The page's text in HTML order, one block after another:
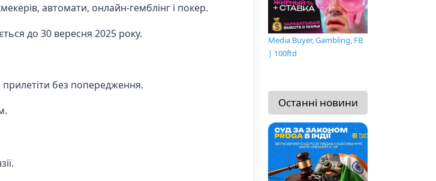
автомати, онлайн-гемблінг і покер.
до 30 вересня 2025 року.
прилетіти без попередження.
Media Buyer, Gambling, FB
| 100ftd
Останні новини